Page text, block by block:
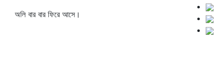
অলি বার বার ফিরে আসে।